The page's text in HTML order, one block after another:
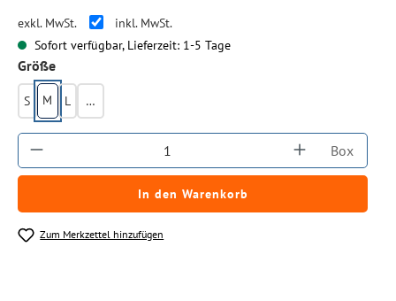
exkl. MwSt.
inkl. MwSt.
Sofort verfügbar, Lieferzeit: 1-5 Tage
Größeauswählen
S M L XL
Produkt Anzahl: Gib den gewünschtenBox
In den Warenkorb
Zum Merkzettel hinzufügen